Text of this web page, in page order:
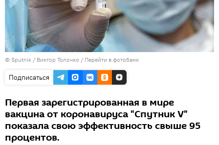
© Sputnik / Виктор Толочко / Перейти в фотобанк
Подписаться
Первая зарегистрированная в мире
вакцина от коронавируса "Спутник V"
показала свою эффективность свыше 95
процентов.